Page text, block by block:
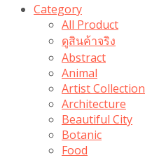
Category
All Product
ดูสินค้าจริง
Abstract
Animal
Artist Collection
Architecture
Beautiful City
Botanic
Food